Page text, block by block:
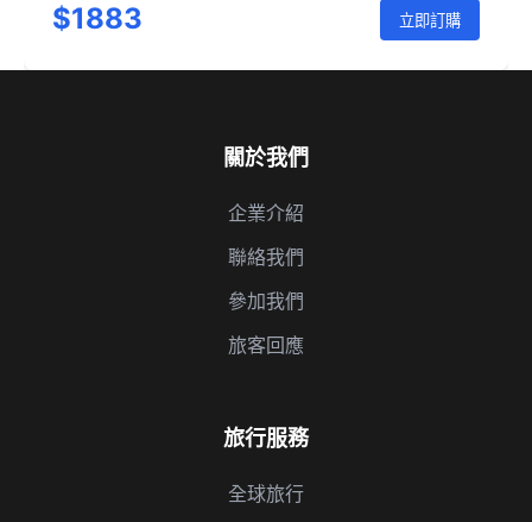
$1883 立即訂購
關於我們
企業介紹
聯絡我們
參加我們
旅客回應
旅行服務
全球旅行